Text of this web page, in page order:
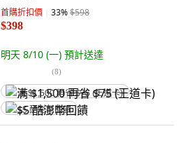
首購折扣價 33%$598
$398
明天 8/10 (一) 預計送達
(8)
满 $1,500 再省 $75 (王道卡)
$5 酷澎幣回饋